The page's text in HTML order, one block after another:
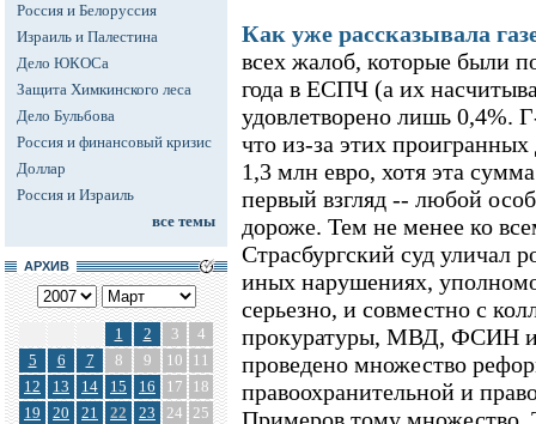
Россия и Белоруссия
Израиль и Палестина
Дело ЮКОСа
Защита Химкинского леса
Дело Бульбова
Россия и финансовый кризис
Доллар
Россия и Израиль
все темы
АРХИВ
1 2 3
4
5
6 7 8 9 10
11
12
13 14 15 16 17
18
19
20 21 22 23 24 25
Как уже рассказывала
всех жалоб, которые были
года в ЕСПЧ (а их
удовлетворено лишь 0,4%.
что из-за этих
1,3 млн евро, хотя эта
первый взгляд -- любой
дороже. Тем не менее ко
Страсбургский суд уличал
иных нарушениях,
серьезно, и совместно с
прокуратуры, МВД, ФСИН и
проведено множество
правоохранительной и